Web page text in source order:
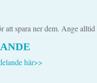
att spara ner dem. Ange
här>>